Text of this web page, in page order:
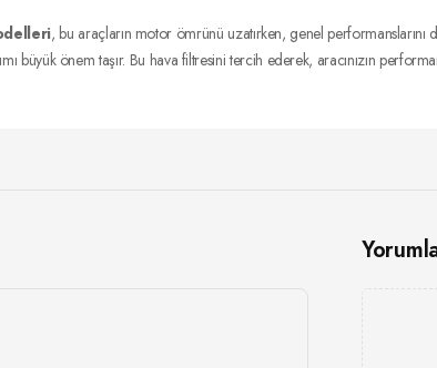
, bu araçların motor ömrünü uzatırken, genel
büyük önem taşır. Bu hava filtresini tercih ederek, aracınızın